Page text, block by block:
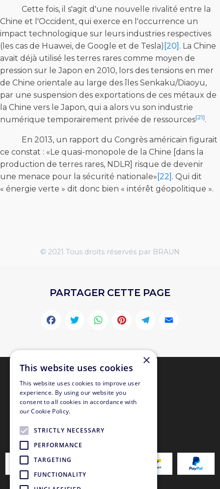
Cette fois, il s'agit d'une nouvelle rivalité entre la
Chine et l'Occident, qui exerce en l'occurrence un
impact technologique sur leurs industries respectives
(les cas de Huawei, de Google et de Tesla) [20] . La Chine
avait déjà utilisé les terres rares comme moyen de
pression sur le Japon en 2010, lors des tensions en mer
de Chine orientale au large des îles Senkaku/Diaoyu,
par une suspension des exportations de ces métaux de
la Chine vers le Japon, qui a alors vu son industrie
numérique temporairement privée de ressources[21].
En 2013, un rapport du Congrès américain figurait
ce constat : «Le quasi-monopole de la Chine [dans la
production de terres rares, NDLR] risque de devenir
une menace pour la sécurité nationale» [22] . Qui dit
« énergie verte » dit donc bien « intérêt géopolitique ».
© 2021 Tous droits réservés par BRAUN
PARTAGER CETTE PAGE
Facebook
Twitter
WhatsApp
Pinterest
×
This website uses cookies
This website uses cookies to improve user
experience. By using our website you
consent to all cookies in accordance with
our Cookie Policy.
STRICTLY NECESSARY
PERFORMANCE
TARGETING
FUNCTIONALITY